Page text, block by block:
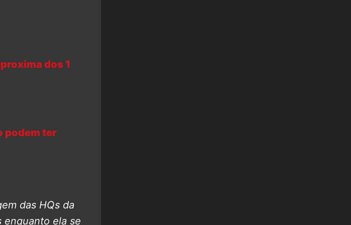
dos 1
podem ter
das HQs da
enquanto ela se